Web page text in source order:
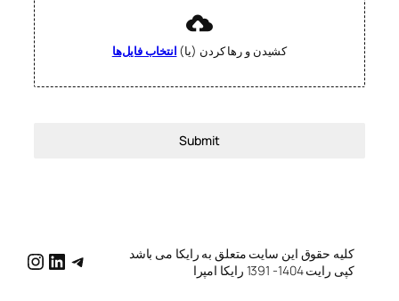
کشیدن و رها کردن (یا) انتخاب فایل‌ها
Submit
کلیه حقوق این سایت متعلق به رایکا می باشد
کپی رایت 1404- 1391 رایکا امپرا
raykatg